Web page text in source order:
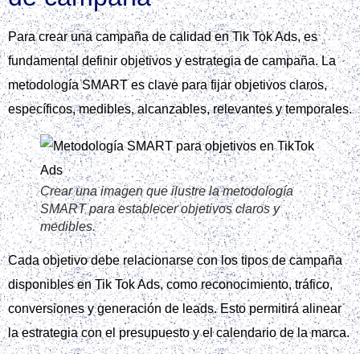
Branded Effects, cada uno con sus características
principales y objetivos específicos. Por ejemplo, los
anuncios In‑Feed son ideales para campañas de conciencia
de marca, mientras que los Branded Effects son mejores
para campañas de engagement.
Para crear una campaña de Tik tok ads, es necesario tener
un presupuesto mínimo de 50 USD por campaña y 20 USD
por grupo. Además, es importante considerar las métricas de
costos, como el CPM, que puede variar alrededor de 10
USD, y el CPC, que puede oscilar entre 0,20 y 2 USD.
La actualización del artículo oficial de TikTok en septiembre
de 2025 proporciona información valiosa sobre las mejores
prácticas para crear campañas de Tik tok ads de alta
calidad. Es importante mencionar que los Tik tok ads son